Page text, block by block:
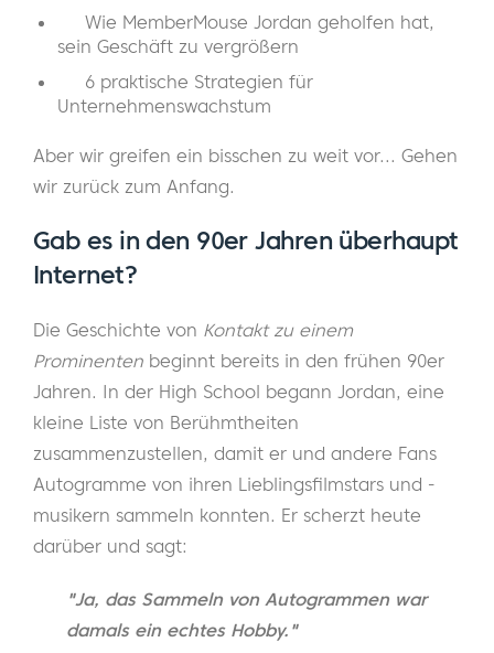
Wie MemberMouse Jordan geholfen hat,
sein Geschäft zu vergrößern
6 praktische Strategien für
Unternehmenswachstum
Aber wir greifen ein bisschen zu weit vor... Gehen
wir zurück zum Anfang.
Gab es in den 90er Jahren überhaupt
Internet?
Die Geschichte von Kontakt zu einem
Prominenten beginnt bereits in den frühen 90er
Jahren. In der High School begann Jordan, eine
kleine Liste von Berühmtheiten
zusammenzustellen, damit er und andere Fans
Autogramme von ihren Lieblingsfilmstars und -
musikern sammeln konnten. Er scherzt heute
darüber und sagt:
"Ja, das Sammeln von Autogrammen war
damals ein echtes Hobby."